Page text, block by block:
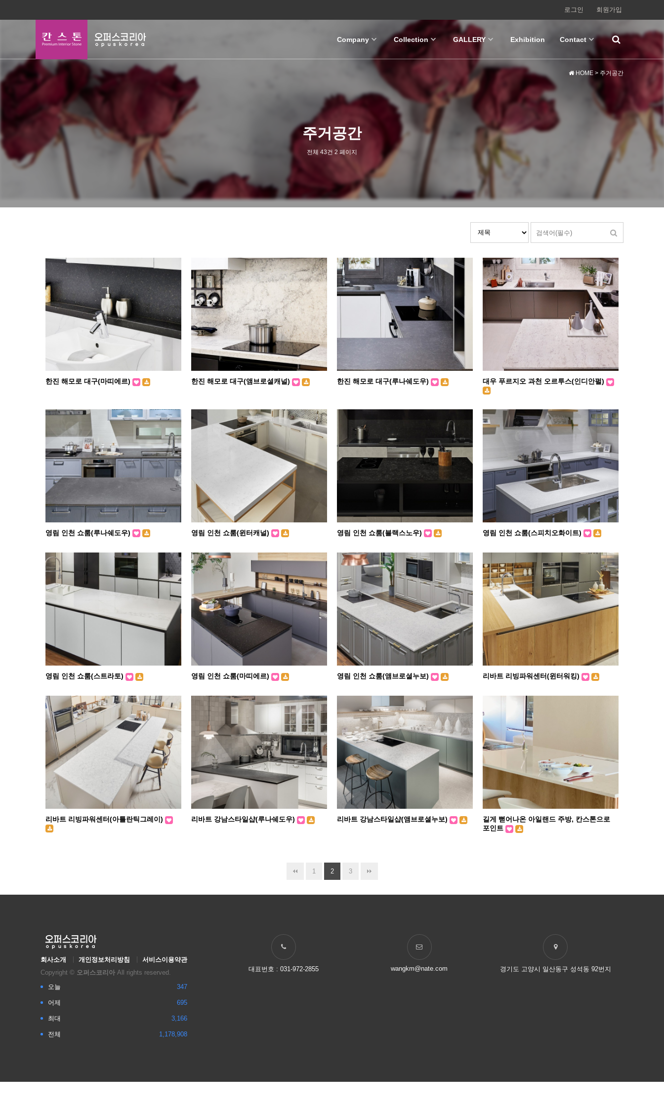
회원가입
로그인
Company Collection GALLERY Exhibition Contact
주거공간
전체 43건 2 페이지
HOME > 주거공간
한진 해모로 대구(마띠에르) 한진 해모로 대구(앰브로셜캐널) 한진 해모로 대구(루나쉐도우) 대우 푸르지오 과천 오르투스(인디안펄)
영림 인천 쇼룸(루나쉐도우) 영림 인천 쇼룸(윈터캐널) 영림 인천 쇼룸(블랙스노우) 영림 인천 쇼룸(스피치오화이트)
영림 인천 쇼룸(스트라토) 영림 인천 쇼룸(마띠에르) 영림 인천 쇼룸(앰브로셜누보) 리바트 리빙파워센터(윈터워킹)
리바트 리빙파워센터(아틀란틱그레이) 리바트 강남스타일샵(루나쉐도우) 리바트 강남스타일샵(앰브로셜누보)
길게 뻗어나온 아일랜드 주방, 칸스톤으로
포인트
1 2 3
회사소개 개인정보처리방침
서비스이용약관
Copyright © 오퍼스코리아 All rights reserved.
오늘
347
어제 695
최대 3,166
전체 1,178,908
대표번호 : 031-972-2855 wangkm@nate.com 경기도 고양시 일산동구 성석동 92번지